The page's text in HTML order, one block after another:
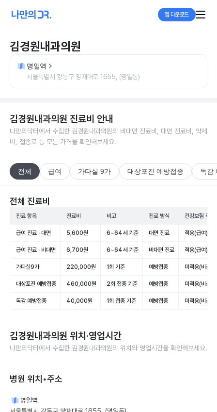
앱 다운로드
김경원내과의원
명일역
서울특별시 강동구 양재대로 1655, (명일동)
김경원내과의원 진료비 안내
나만의닥터에서 수집한 김경원내과의원의 비대면 진료비, 대면 진료비, 약제
비, 접종료 등 모든 가격을 확인해보세요.
전체 급여 가다실 9가 대상포진 예방접종 독감
전체 진료비
진료 항목 진료비 비고 진료 방식 건강보험 적용
급여 진료 · 대면 5,600원 6~64세 기준 대면 진료 적용(급여)
급여 진료 · 비대면 6,700원 6~64세 기준 비대면 진료 적용(급여)
가다실9가 220,000원 1회 기준 예방접종 미적용(비급여)
대상포진 예방접종 460,000원 2회 접종 기준 예방접종 미적용(비급여)
독감 예방접종 40,000원 1회 접종 기준 예방접종 미적용(비급여)
김경원내과의원 위치·영업시간
나만의닥터에서 수집한 김경원내과의원의 위치와 영업시간을 확인해보세요.
병원 위치•주소
명일역